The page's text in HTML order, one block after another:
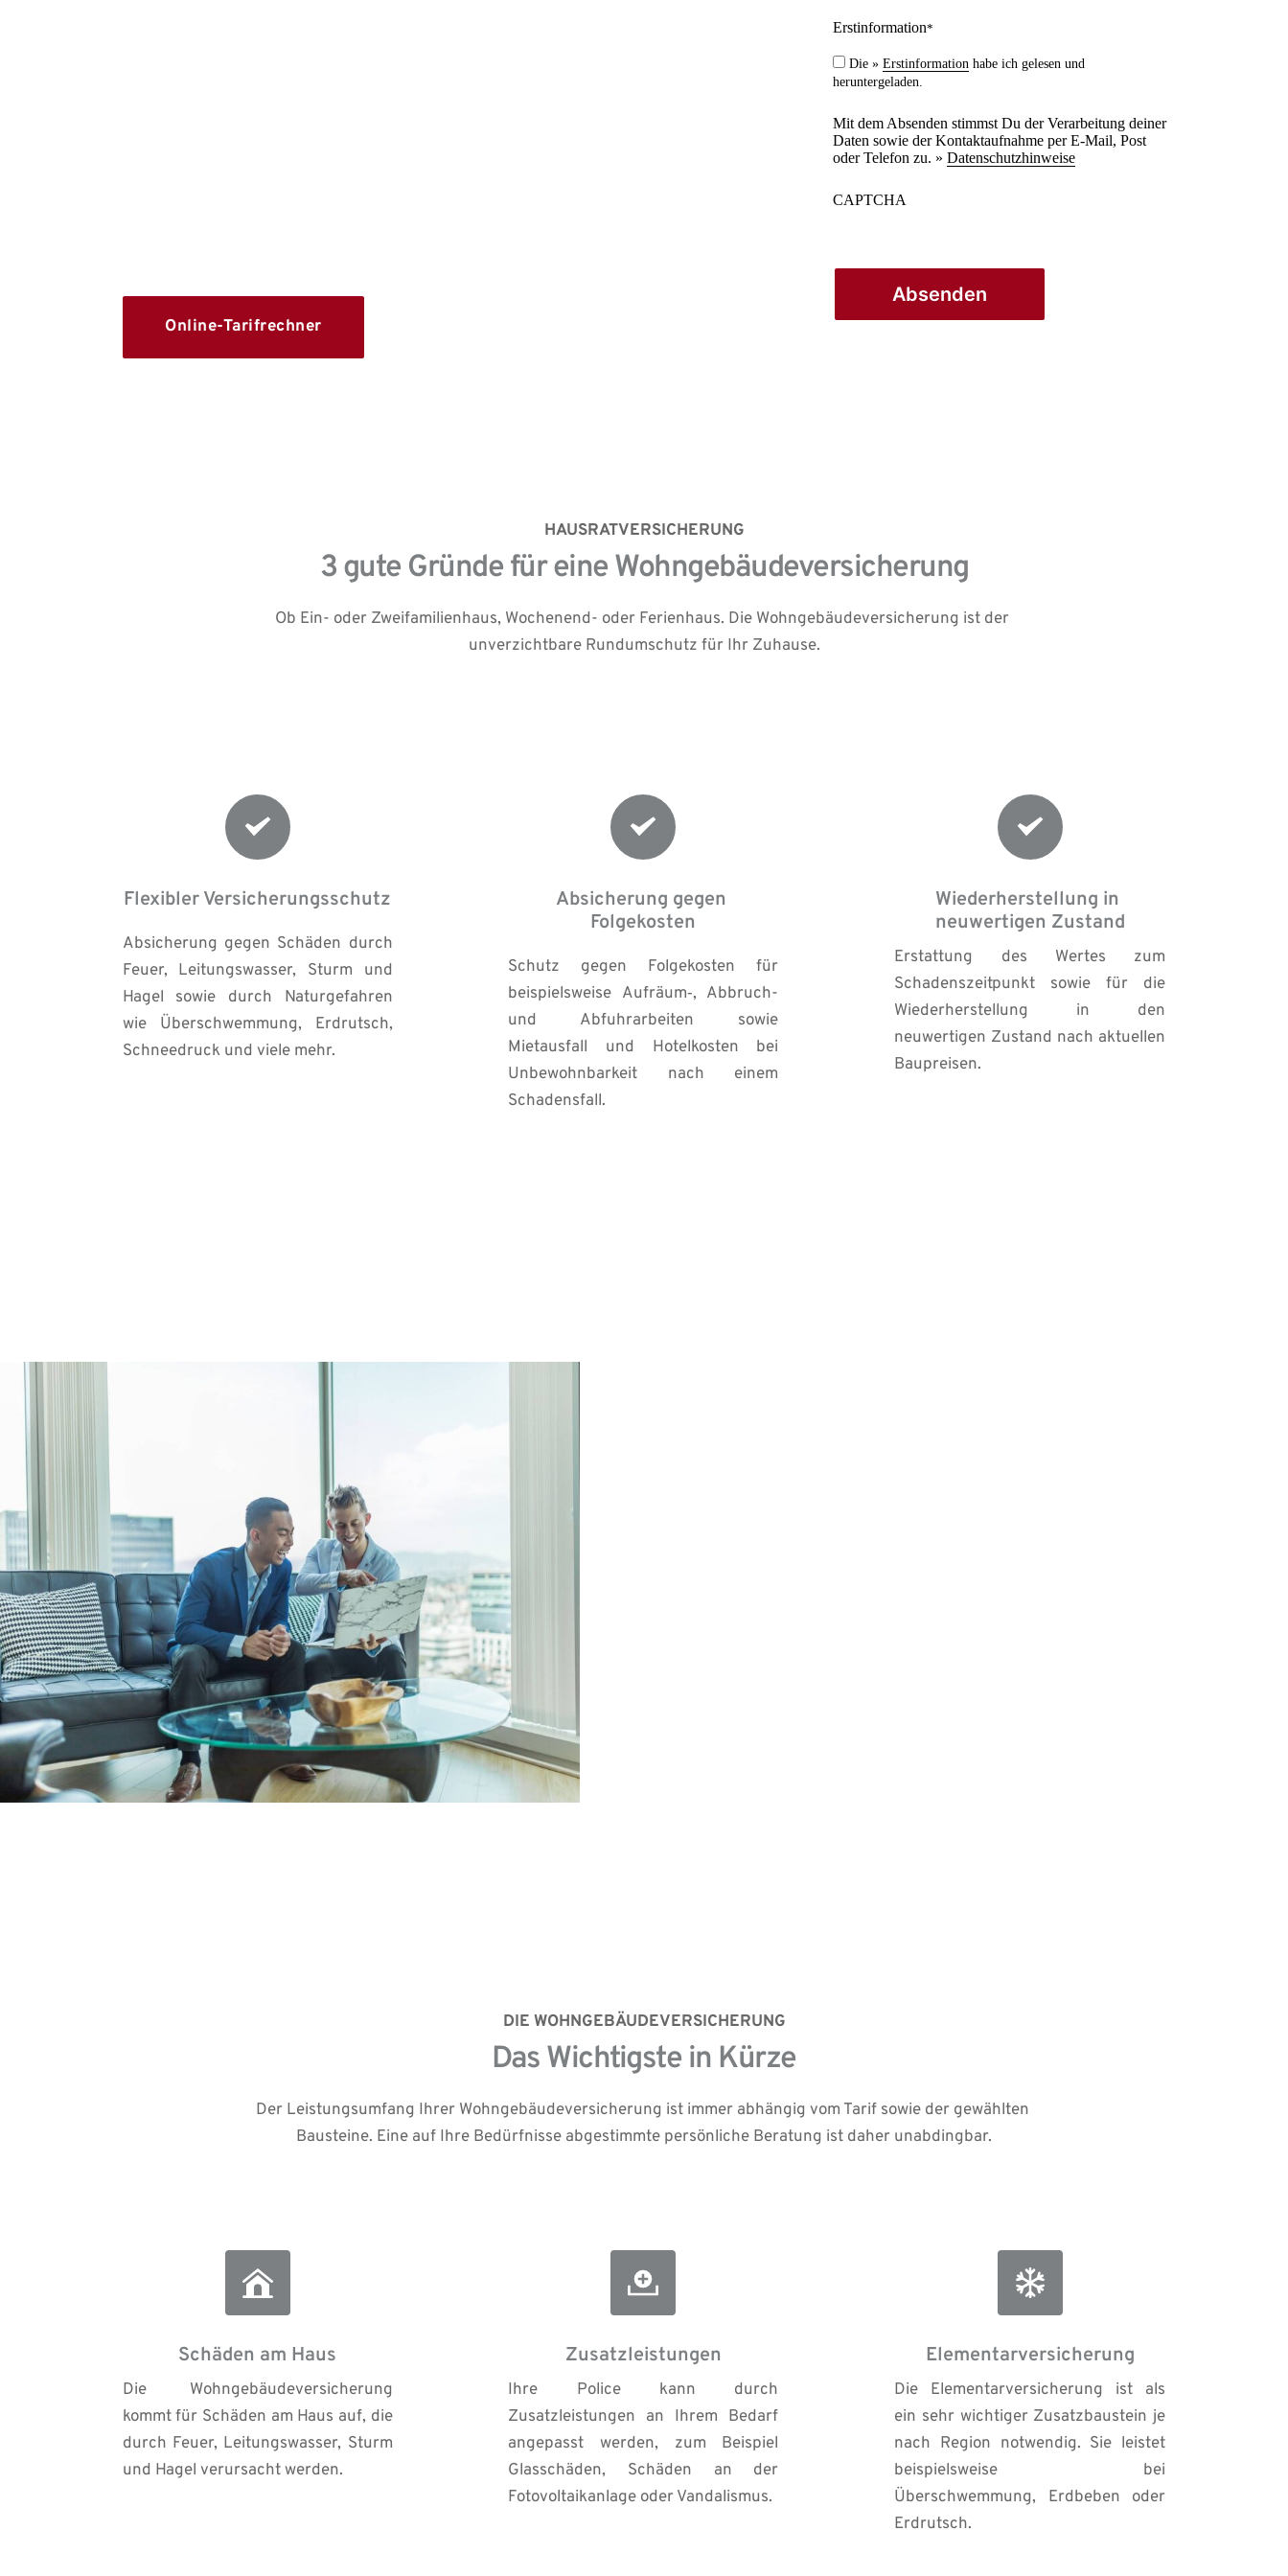
Online-Tarifrechner
Erstinformation*
Die » Erstinformationhabe ich gelesen und
heruntergeladen.
Mit dem Absenden stimmst Du der Verarbeitung deiner
Daten sowie der Kontaktaufnahme per E-Mail, Post
oder Telefon zu. » Datenschutzhinweise
CAPTCHA
HAUSRATVERSICHERUNG
3 gute Gründe für eine Wohngebäudeversicherung
Ob Ein- oder Zweifamilienhaus, Wochenend- oder Ferienhaus. Die Wohngebäudeversicherung ist der
unverzichtbare Rundumschutz für Ihr Zuhause.
Flexibler Versicherungsschutz
Absicherung gegen Schäden durch
Feuer, Leitungswasser, Sturm und
Hagel sowie durch Naturgefahren
wie Überschwemmung, Erdrutsch,
Schneedruck und viele mehr.
Absicherung gegen
Folgekosten
Schutz gegen Folgekosten für
beispielsweise Aufräum‑, Abbruch-
und Abfuhrarbeiten sowie
Mietausfall und Hotelkosten bei
Unbewohnbarkeit nach einem
Schadensfall.
Wiederherstellung in
neuwertigen Zustand
Erstattung des Wertes zum
Schadenszeitpunkt sowie für die
Wiederherstellung in den
neuwertigen Zustand nach aktuellen
Baupreisen.
DIE WOHNGEBÄUDEVERSICHERUNG
Das Wichtigste in Kürze
Der Leistungsumfang Ihrer Wohngebäudeversicherung ist immer abhängig vom Tarif sowie der gewählten
Bausteine. Eine auf Ihre Bedürfnisse abgestimmte persönliche Beratung ist daher unabdingbar.
Schäden am Haus
Die Wohngebäudeversicherung
kommt für Schäden am Haus auf, die
durch Feuer, Leitungswasser, Sturm
und Hagel verursacht werden.
Zusatzleistungen
Ihre Police kann durch
Zusatzleistungen an Ihrem Bedarf
angepasst werden, zum Beispiel
Glasschäden, Schäden an der
Fotovoltaikanlage oder Vandalismus.
Elementarversicherung
Die Elementarversicherung ist als
ein sehr wichtiger Zusatzbaustein je
nach Region notwendig. Sie leistet
beispielsweise bei
Überschwemmung, Erdbeben oder
Erdrutsch.